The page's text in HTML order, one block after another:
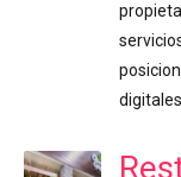
digitales